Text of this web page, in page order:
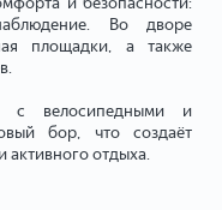
Во дворе
площадки, а также
велосипедными и
бор, что создаёт
активного отдыха.